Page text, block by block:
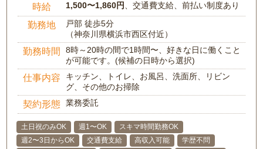
時給 1,500〜1,860円 、交通費支給、前払い制度あり
勤務地
戸部 徒歩5分
（神奈川県横浜市西区付近）
勤務時間
8時～20時の間で1時間〜、好きな日に働くこと
が可能です。(候補の日時から選択)
仕事内容
キッチン、トイレ、お風呂、洗面所、リビン
グ、その他のお掃除
契約形態 業務委託
土日祝のみOK 週1〜OK
スキマ時間勤務OK
週2〜3日からOK
交通費支給 高収入可能
学歴不問